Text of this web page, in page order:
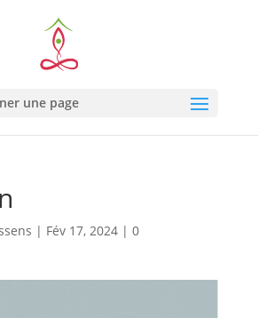
une page
| Fév 17, 2024| 0